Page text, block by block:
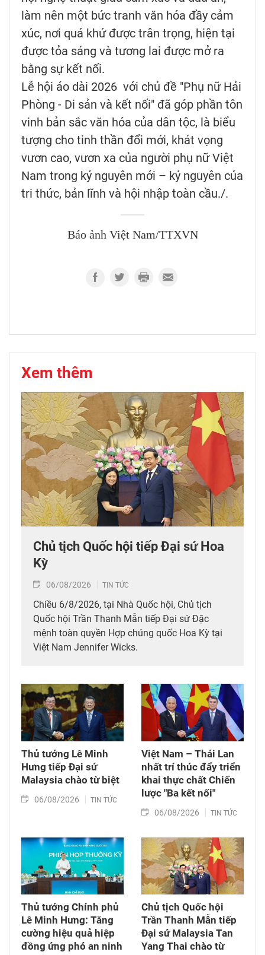
làm nên một bức tranh văn hóa đầy cảm
xúc, nơi quá khứ được trân trọng, hiện tại
được tỏa sáng và tương lai được mở ra
bằng sự kết nối.
Lễ hội áo dài 2026 với chủ đề "Phụ nữ Hải
Phòng - Di sản và kết nối" đã góp phần tôn
vinh bản sắc văn hóa của dân tộc, là biểu
tượng cho tinh thần đổi mới, khát vọng
vươn cao, vươn xa của người phụ nữ Việt
Nam trong kỷ nguyên mới – kỷ nguyên của
tri thức, bản lĩnh và hội nhập toàn cầu./.
Báo ảnh Việt Nam/TTXVN
Xem thêm
Chủ tịch Quốc hội tiếp Đại sứ Hoa
Kỳ
06/08/2026 TIN TỨC
Chiều 6/8/2026, tại Nhà Quốc hội, Chủ tịch
Quốc hội Trần Thanh Mẫn tiếp Đại sứ Đặc
mệnh toàn quyền Hợp chúng quốc Hoa Kỳ tại
Việt Nam Jennifer Wicks.
Thủ tướng Lê Minh
Hưng tiếp Đại sứ
Malaysia chào từ biệt
06/08/2026 TIN TỨC
Việt Nam – Thái Lan
nhất trí thúc đẩy triển
khai thực chất Chiến
lược "Ba kết nối"
06/08/2026 TIN TỨC
Thủ tướng Chính phủ
Lê Minh Hưng: Tăng
cường hiệu quả hiệp
đồng ứng phó an ninh
Chủ tịch Quốc hội
Trần Thanh Mẫn tiếp
Đại sứ Malaysia Tan
Yang Thai chào từ